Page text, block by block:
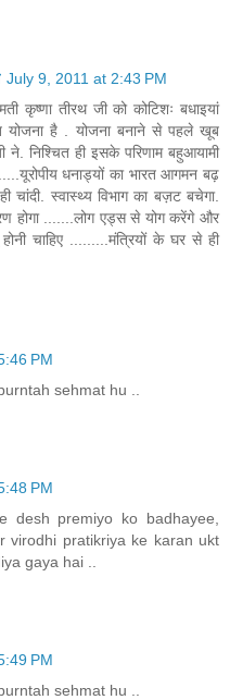
July 9, 2011 at 2:43 PM
कृष्णा तीरथ जी को कोटिशः बधाइयां
योजना है . योजना बनाने से पहले खूब
ने. निश्चित ही इसके परिणाम बहुआयामी
धनाड्यों का भारत आगमन बढ़
चांदी. स्वास्थ्य विभाग का बज़ट बचेगा.
होगा .......लोग एड्स से योग करेंगे और
होनी चाहिए .........मंत्रियों के घर से ही
PM
sehmat hu ..
PM
desh premiyo ko badhayee,
virodhi pratikriya ke karan ukt
gaya hai ..
PM
sehmat hu ..